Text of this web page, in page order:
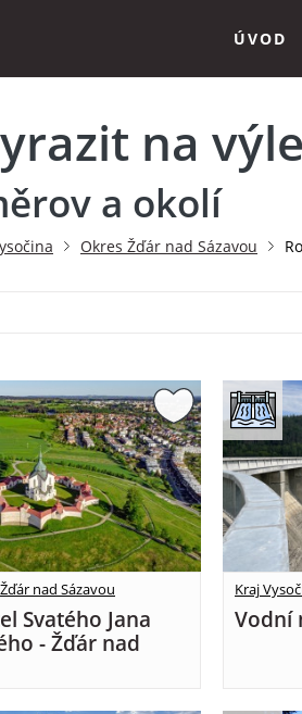
ÚVOD
na
a okolí
Okres Žďár nad Sázavou
Žďár nad Sázavou
Svatého Jana
- Žďár nad
Kraj
Vodní